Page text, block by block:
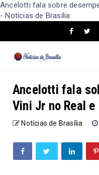
Ancelotti fala sobre
- Notícias de Brasília
Ancelotti fala
Vini Jr no Real e
Notícias de Brasília